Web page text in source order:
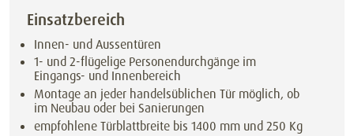
Einsatzbereich
Innen- und Aussentüren
1- und 2-flügelige Personendurchgänge im
Eingangs- und Innenbereich
Montage an jeder handelsüblichen Tür möglich, ob
im Neubau oder bei Sanierungen
empfohlene Türblattbreite bis 1400 mm und 250 Kg